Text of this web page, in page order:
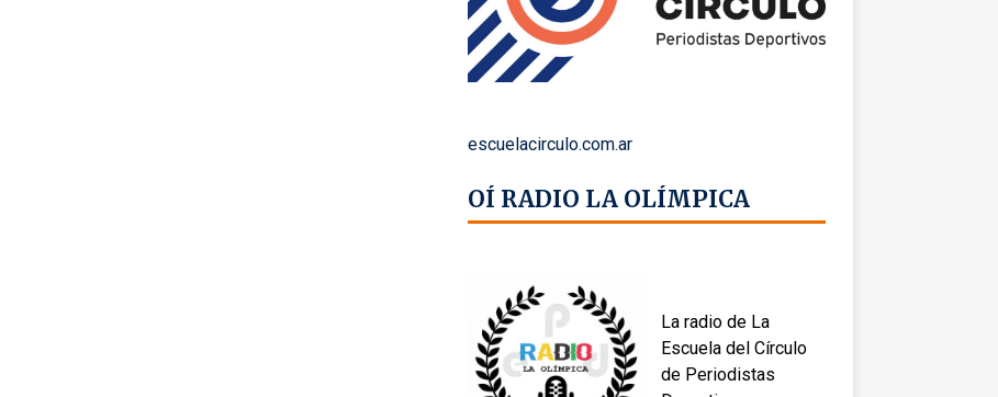
escuelacirculo.com.ar
OÍ RADIO LA OLÍMPICA
La radio de La
Escuela del Círculo
de Periodistas